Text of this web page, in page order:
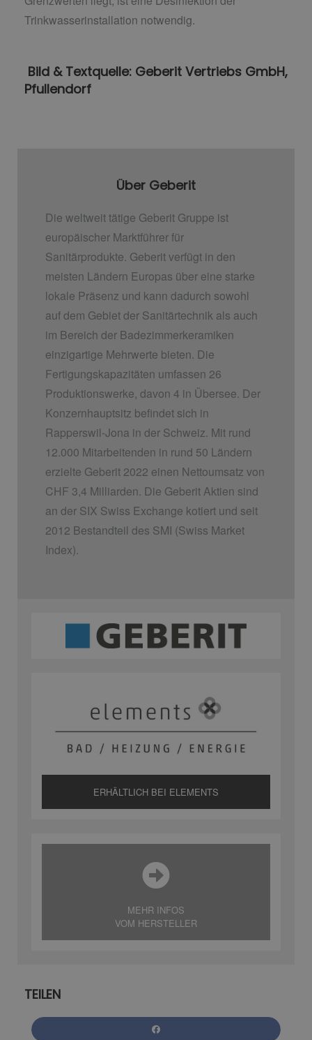
Trinkwasserinstallation notwendig.
Bild & Textquelle: Geberit Vertriebs GmbH,
Pfullendorf
Über Geberit
Die weltweit tätige Geberit Gruppe ist
europäischer Marktführer für
Sanitärprodukte. Geberit verfügt in den
meisten Ländern Europas über eine starke
lokale Präsenz und kann dadurch sowohl
auf dem Gebiet der Sanitärtechnik als auch
im Bereich der Badezimmerkeramiken
einzigartige Mehrwerte bieten. Die
Fertigungskapazitäten umfassen 26
Produktionswerke, davon 4 in Übersee. Der
Konzernhauptsitz befindet sich in
Rapperswil-Jona in der Schweiz. Mit rund
12.000 Mitarbeitenden in rund 50 Ländern
erzielte Geberit 2022 einen Nettoumsatz von
CHF 3,4 Milliarden. Die Geberit Aktien sind
an der SIX Swiss Exchange kotiert und seit
2012 Bestandteil des SMI (Swiss Market
Index).
ERHÄLTLICH BEI ELEMENTS
MEHR INFOS
VOM HERSTELLER
TEILEN